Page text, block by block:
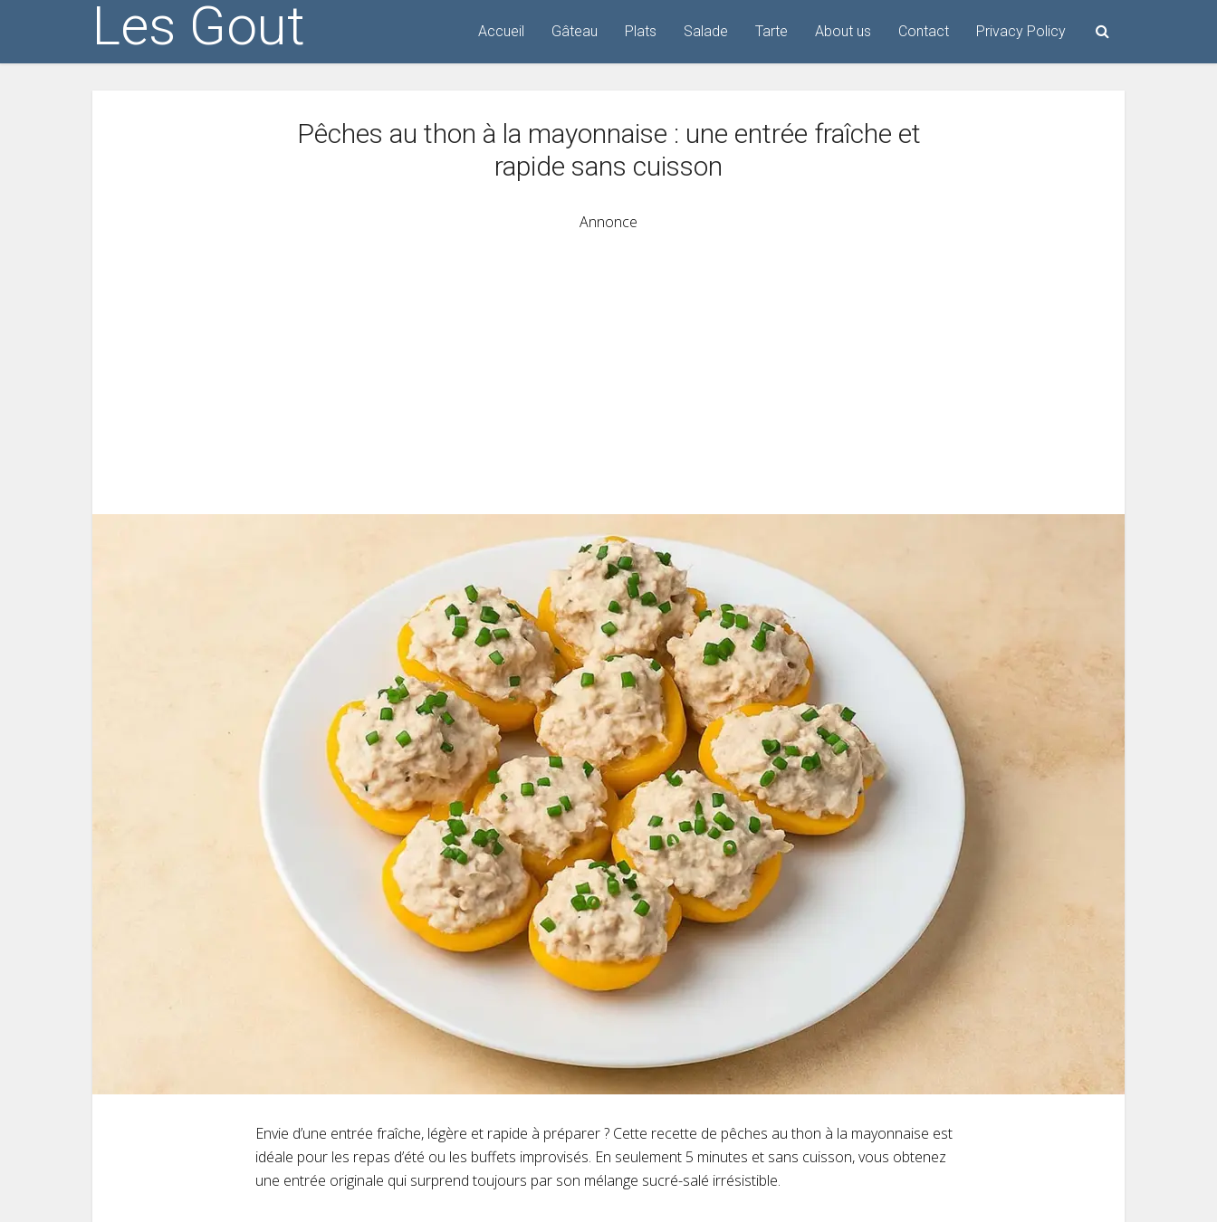
Les Gout Accueil Gâteau Plats Salade Tarte About us Contact Privacy Policy
Pêches au thon à la mayonnaise : une entrée fraîche et
rapide sans cuisson
Annonce
Envie d’une entrée fraîche, légère et rapide à préparer ? Cette recette de pêches au thon à la mayonnaise est
idéale pour les repas d’été ou les buffets improvisés. En seulement 5 minutes et sans cuisson, vous obtenez
une entrée originale qui surprend toujours par son mélange sucré-salé irrésistible.